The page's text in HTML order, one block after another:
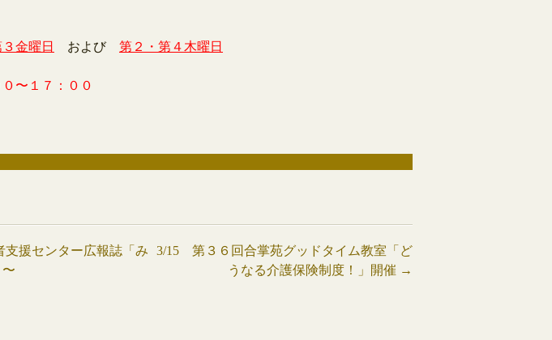
金曜日 および 第２・第４木曜日
０〜１７：００
支援センター広報誌「み
3/15 第３６回合掌苑グッドタイム教室「ど
うなる介護保険制度！」開催 →